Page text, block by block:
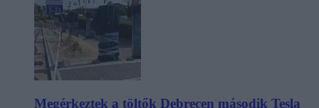
Megérkeztek a töltők Debrecen második Tesla